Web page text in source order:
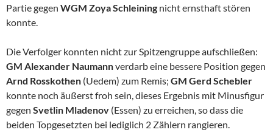
Partie gegen WGM ZoyaSchleining nicht ernsthaft stören
konnte.
Die Verfolger konnten nicht zur Spitzengruppe aufschließen:
GM Alexander Naumannverdarb eine bessere Position gegen
Arnd Rosskothen (Uedem) zum Remis; GM Gerd Schebler
konnte noch äußerst froh sein, dieses Ergebnis mit Minusfigur
gegen Svetlin Mladenov (Essen) zu erreichen, so dass die
beiden Topgesetzten bei lediglich 2 Zählern rangieren.